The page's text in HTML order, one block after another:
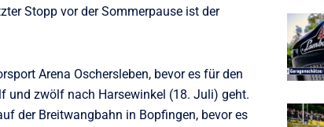
Stopp vor der Sommerpause ist der
Arena Oschersleben, bevor es für den
und zwölf nach Harsewinkel (18. Juli) geht.
der Breitwangbahn in Bopfingen, bevor es